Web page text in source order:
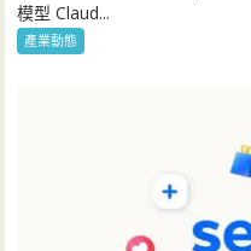
模型 Claud...
產業動態